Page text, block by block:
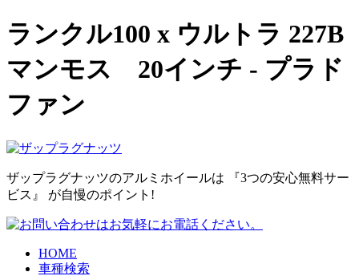
ランクル100 x ウルトラ 227B
マンモス 20インチ - プラド
ファン
ザップラグナッツのアルミホイールは 『3つの安心無料サー
ビス』 が自慢のポイント!
HOME
車種検索